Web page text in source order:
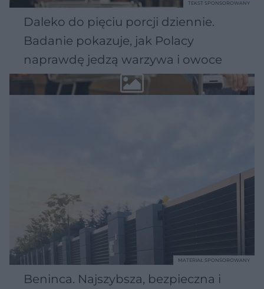
Daleko do pięciu porcji dziennie.
Badanie pokazuje, jak Polacy
naprawdę jedzą warzywa i owoce
TEKST SPONSOROWANY
Beninca. Najszybsza, bezpieczna i
MATERIAŁ SPONSOROWANY